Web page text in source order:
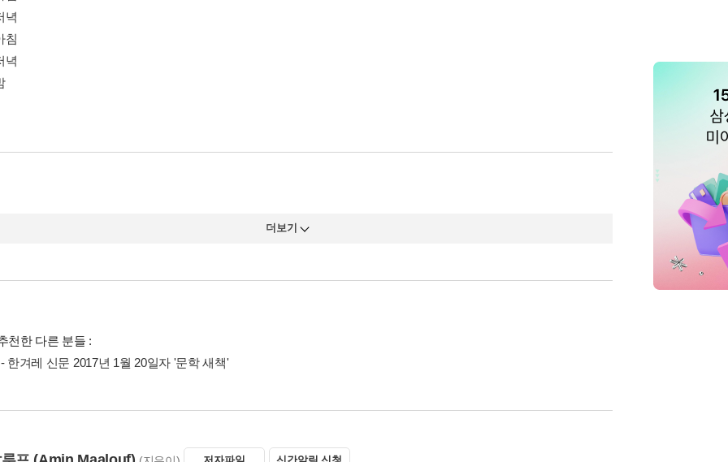
녁
침
녁
주하고 있었소. 바깥에서 일어나고 있는 이 악몽과 두려움 없이, 쫓기는 신세가 아니면서 우리가 이 거실에 앉아 코냑
서로 대립하고 일어나 상대를 죽이는 지경에까지 이르렀다는 사실을, 그녀는 참을 수 없어 했소. 유대인은 한 민족
있는 최악의 상황, 즉 민족 말살 시도를 당했고 따라서 그런 일이 다시는 재...
것을 맨손으로 막으려 했다오! 정말이지 그랬다오. 수십 년, 아니 수세기 동안 아랍인과 유대인 들이 서로 죽고 죽이는